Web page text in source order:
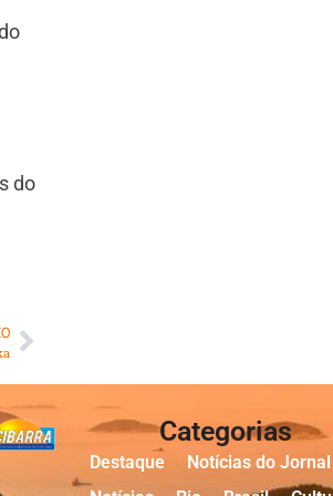
do
Categorias
Destaque
Notícias do Jornal